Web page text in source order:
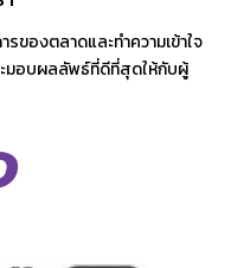
รของตลาดและทำความเข้าใจ
มอบผลลัพธ์ที่ดีที่สุดให้กับผู้